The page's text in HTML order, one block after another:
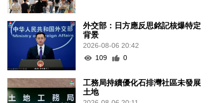
外交部：日方應反思銘記核爆特定
背景
2026-08-06 20:42
109
0
工務局持續優化石排灣社區未發展
土地